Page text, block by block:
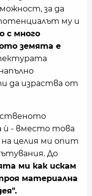
за да
му и
с много
земята е
да израства от
ѝ - вместо това
на целия ми опит
До
ми как искам
материална